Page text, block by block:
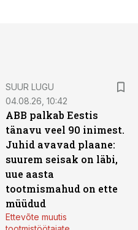
SUUR LUGU
04.08.26, 10:42
ABB palkab Eestis
tänavu veel 90 inimest.
Juhid avavad plaane:
suurem seisak on läbi,
uue aasta
tootmismahud on ette
müüdud
Ettevõte muutis